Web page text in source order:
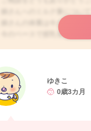
娘さんの体重は今どれぐら
今のペースで授乳をされて
一日に必要な哺乳量の計算式
体重(kg)×130~150ml
これに当ては目てみていた
ゆきこ
0歳3カ月